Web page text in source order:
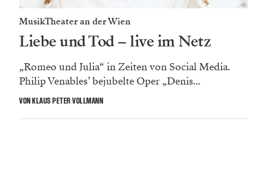
MusikTheater an der Wien
Liebe und Tod – live im Netz
„Romeo und Julia“ in Zeiten von Social Media.
Philip Venables’ ­bejubelte Oper „Denis...
VON KLAUS PETER VOLLMANN